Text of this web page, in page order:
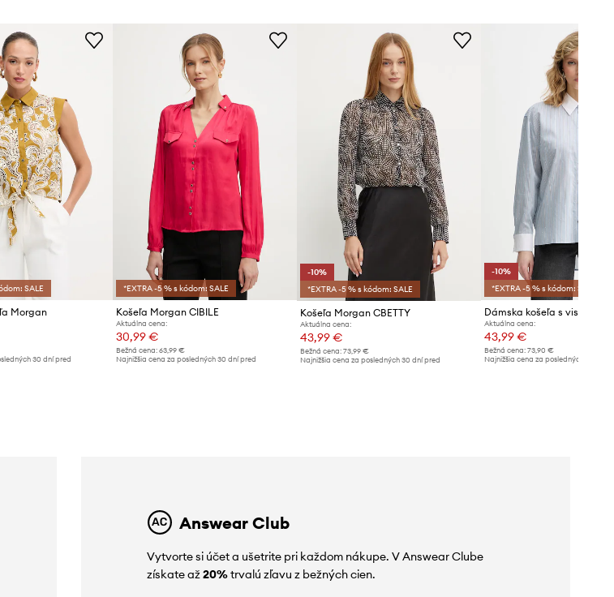
SALE
Morgan
30 dní pred
*EXTRA -5 % s kódom: SALE
Košeľa Morgan CIBILE
Aktuálna cena:
30,99 €
Bežná cena: 63,99 €
Najnižšia cena za posledných 30 dní pred
-10%
*EXTRA -5 % s kódom: SALE
Košeľa Morgan CBETTY
Aktuálna cena:
43,99 €
Bežná cena:73,99 €
Najnižšia cena za posledných 30 dní pred
-10%
*EXTRA -5 % s kódom: SALE
Dámska košeľa s viskózou
Aktuálna cena:
43,99 €
Bežná cena: 73,90 €
Najnižšia cena za posledných 30 dní
Answear Club
Vytvorte si účet a ušetrite pri každom nákupe. V Answear Clube
získate až20%trvalú zľavu z bežných cien.